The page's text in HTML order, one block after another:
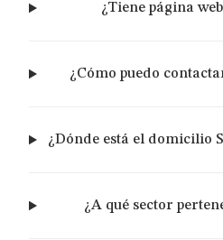
¿Tiene página
¿Cómo puedo
¿Dónde está el domicilio
¿A qué sector